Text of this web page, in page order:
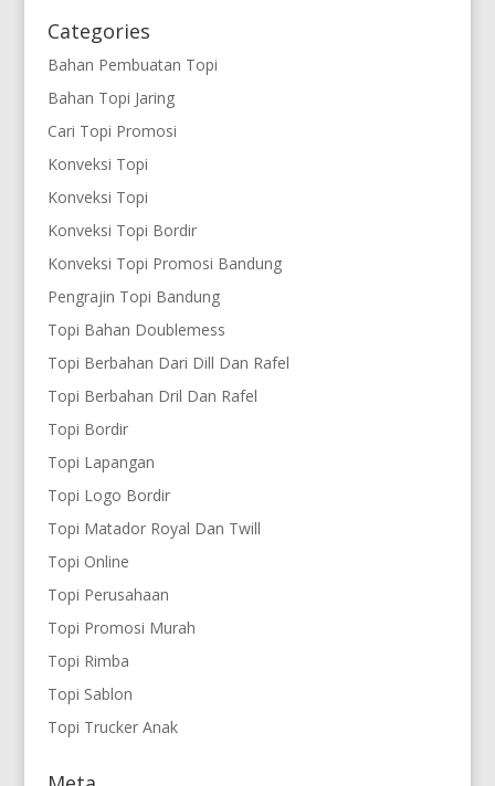
Categories
Bahan Pembuatan Topi
Bahan Topi Jaring
Cari Topi Promosi
Konveksi Topi
Konveksi Topi
Konveksi Topi Bordir
Konveksi Topi Promosi Bandung
Pengrajin Topi Bandung
Topi Bahan Doublemess
Topi Berbahan Dari Dill Dan Rafel
Topi Berbahan Dril Dan Rafel
Topi Bordir
Topi Lapangan
Topi Logo Bordir
Topi Matador Royal Dan Twill
Topi Online
Topi Perusahaan
Topi Promosi Murah
Topi Rimba
Topi Sablon
Topi Trucker Anak